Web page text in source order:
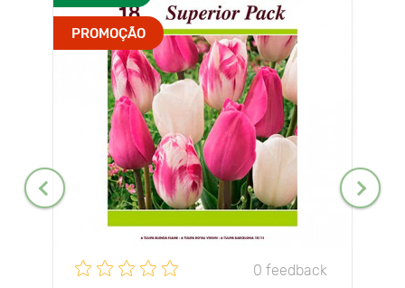
PROMOÇÃO
0 feedback